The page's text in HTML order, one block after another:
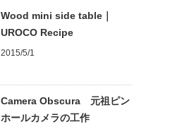
Wood mini side table｜
UROCO Recipe
2015/5/1
Camera Obscura 元祖ピン
ホールカメラの工作